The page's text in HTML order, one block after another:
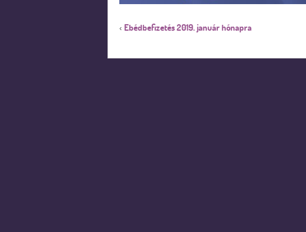
‹ Ebédbefizetés 2019. január hónapra